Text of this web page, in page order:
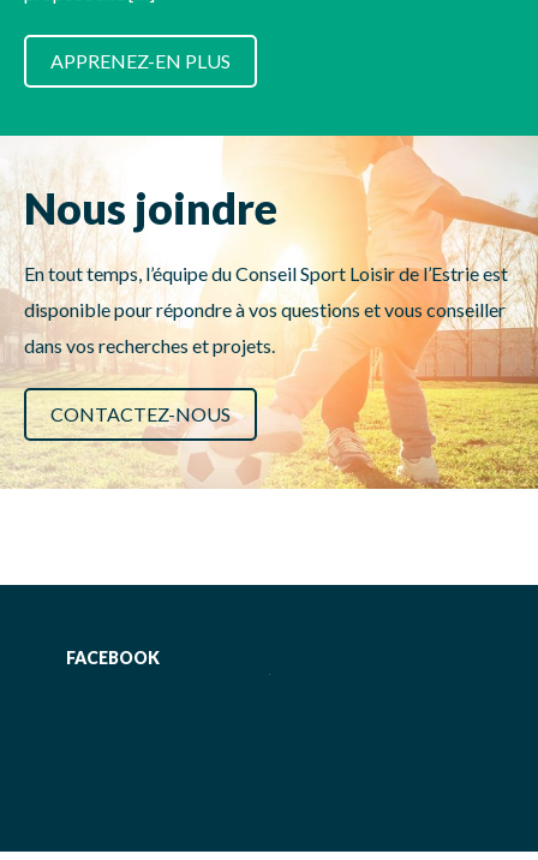
APPRENEZ-EN PLUS
Nous joindre
En tout temps, l’équipe du Conseil Sport Loisir de l’Estrie est
disponible pour répondre à vos questions et vous conseiller
dans vos recherches et projets.
CONTACTEZ-NOUS
FACEBOOK